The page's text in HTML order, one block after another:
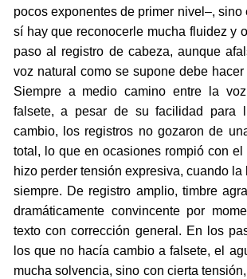
pocos exponentes de primer nivel–, sino
sí hay que reconocerle mucha fluidez y
paso al registro de cabeza, aunque
voz natural como se supone debe hacer
Siempre a medio camino entre la
falsete, a pesar de su facilidad para
cambio, los registros no gozaron de
total, lo que en ocasiones rompió con
hizo perder tensión expresiva, cuando la
siempre. De registro amplio, timbre
dramáticamente convincente por
texto con corrección general. En los
los que no hacía cambio a falsete, el
mucha solvencia, sino con cierta